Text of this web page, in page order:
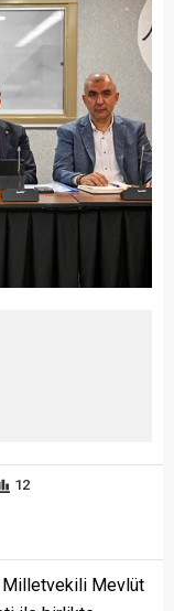
12
Milletvekili Mevlüt